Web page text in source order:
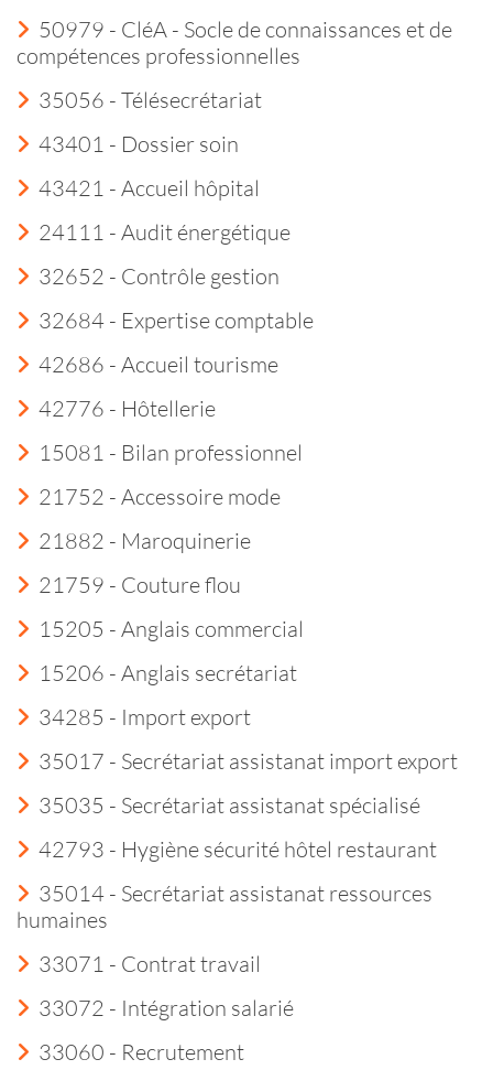
50979 - CléA - Socle de connaissances et de
compétences professionnelles
35056 - Télésecrétariat
43401 - Dossier soin
43421 - Accueil hôpital
24111 - Audit énergétique
32652 - Contrôle gestion
32684 - Expertise comptable
42686 - Accueil tourisme
42776 - Hôtellerie
15081 - Bilan professionnel
21752 - Accessoire mode
21882 - Maroquinerie
21759 - Couture flou
15205 - Anglais commercial
15206 - Anglais secrétariat
34285 - Import export
35017 - Secrétariat assistanat import export
35035 - Secrétariat assistanat spécialisé
42793 - Hygiène sécurité hôtel restaurant
35014 - Secrétariat assistanat ressources
humaines
33071 - Contrat travail
33072 - Intégration salarié
33060 - Recrutement